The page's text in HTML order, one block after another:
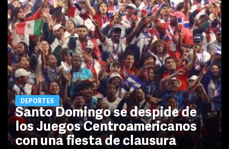
DEPORTES
Santo Domingo se despide de
los Juegos Centroamericanos
con una fiesta de clausura